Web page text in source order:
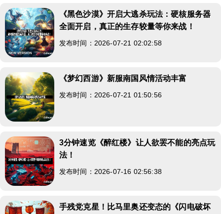
《黑色沙漠》开启大逃杀玩法：硬核服务器
全面开启，真正的生存较量等你来战！
发布时间：2026-07-21 02:02:58
《梦幻西游》新服南国风情活动丰富
发布时间：2026-07-21 01:50:56
3分钟速览《醉红楼》让人欲罢不能的亮点玩
法！
发布时间：2026-07-16 02:56:38
手残党克星！比马里奥还变态的《闪电破坏